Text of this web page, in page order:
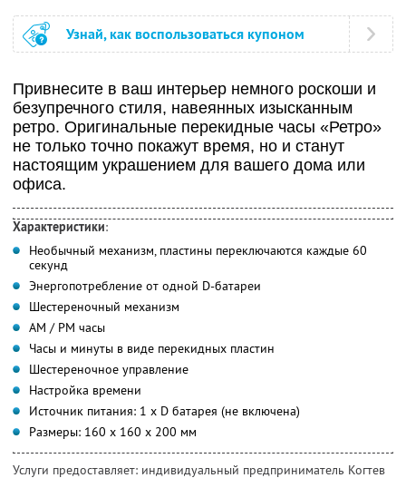
Узнай, как воспользоваться купоном
Привнесите в ваш интерьер немного роскоши и
безупречного стиля, навеянных изысканным
ретро. Оригинальные перекидные часы «Ретро»
не только точно покажут время, но и станут
настоящим украшением для вашего дома или
офиса.
Характеристики:
Необычный механизм, пластины переключаютcя каждые 60
секунд
Энергопотребление от одной D-батареи
Шестереночный механизм
AM / PM часы
Часы и минуты в виде перекидных пластин
Шестереночное управление
Настройка времени
Источник питания: 1 х D батарея (не включена)
Размеры: 160 х 160 х 200 мм
Услуги предоставляет: индивидуальный предприниматель Когтев